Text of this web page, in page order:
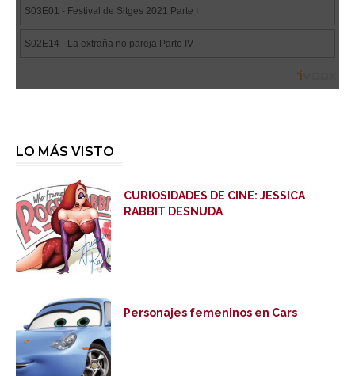
LO MÁS VISTO
CURIOSIDADES DE CINE: JESSICA
RABBIT DESNUDA
Personajes femeninos en Cars